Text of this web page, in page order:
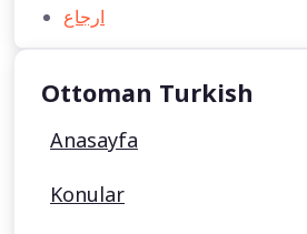
ارجاع
Ottoman Turkish
Anasayfa
Konular